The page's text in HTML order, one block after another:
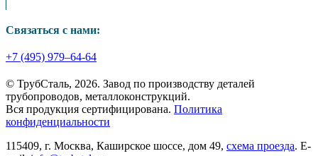
Связаться с нами:
+7 (495) 979–64-64
© ТрубСталь, 2026. Завод по производству деталей
трубопроводов, металлоконструкций.
Вся продукция сертифицирована. Политика
конфиденциальности
115409, г. Москва, Каширское шоссе, дом 49, схема проезда. E-